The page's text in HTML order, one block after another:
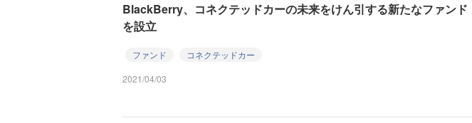
BlackBerry、コネクテッドカーの未来をけん引する新たなファンド
を設立
ファンド
コネクテッドカー
2021/04/03